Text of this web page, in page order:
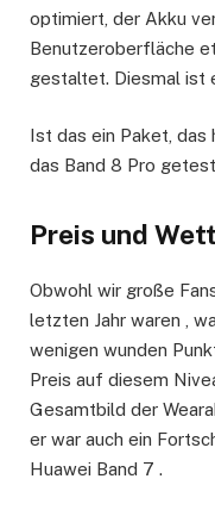
optimiert, der Akku
Benutzeroberfläche
gestaltet. Diesmal ist
Ist das ein Paket, das
das Band 8 Pro
Preis und
Obwohl wir große
letzten Jahr waren ,
wenigen wunden
Preis auf diesem
Gesamtbild der
er war auch ein
Huawei Band 7 .